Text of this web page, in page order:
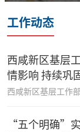
工作动态
西咸新区基层
情影响 持续巩
西咸新区基层工作部
“五个明确”